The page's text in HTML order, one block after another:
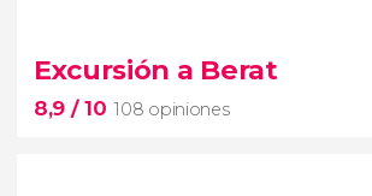
excursión a Shkodra y Kruja
de Rozafa
museo Skanderbeg
Excursión a Berat
8,9 / 10 108 opiniones